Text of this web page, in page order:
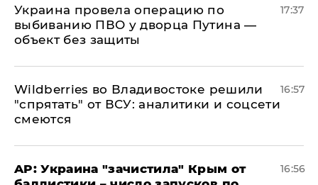
Украина провела операцию по
выбиванию ПВО у дворца Путина —
объект без защиты
17:37
Wildberries во Владивостоке решили
"спрятать" от ВСУ: аналитики и соцсети
смеются
16:57
AP: Украина "зачистила" Крым от
16:56